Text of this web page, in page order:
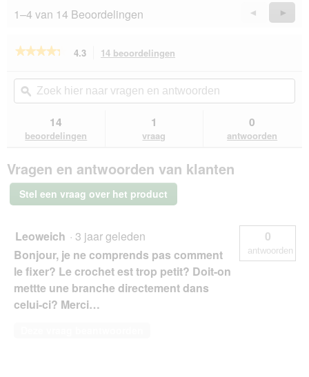
1–4 van 14 Beoordelingen
Vorige
Reviews
◄ ►
★★★★★
★★★★★
de
Beoordelingen
van
voor
4.3 14 beoordelingen
actie
navigeert
u
beoordelingen.
Zoek
hier
naar
antwoorden
ϙ
14
beoordelingen
1
vraag
0
antwoorden
Vragen en antwoorden van klanten
Stel een vraag over het product
Leoweich · 3 jaar geleden
Bonjour, je ne comprends pas comment
le fixer? Le crochet est trop petit? Doit-on
mettte une branche directement dans
celui-ci? Merci…
0
antwoorden